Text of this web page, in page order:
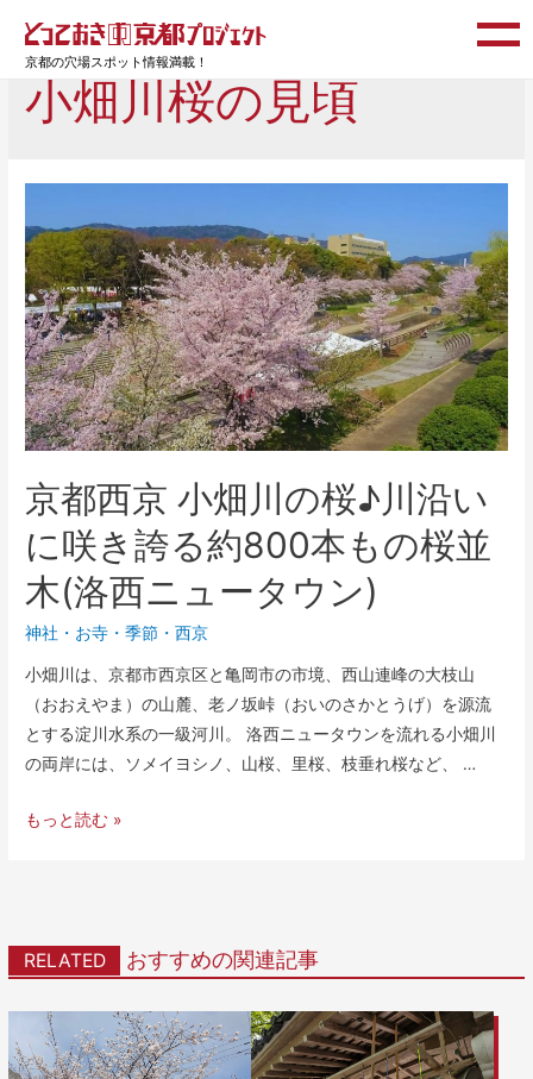
京都の穴場スポット情報満載！
小畑川桜の見頃
京都西京 小畑川の桜♪川沿い
に咲き誇る約800本もの桜並
木(洛西ニュータウン)
神社・お寺 ・季節 ・西京
小畑川は、京都市西京区と亀岡市の市境、西山連峰の大枝山
（おおえやま）の山麓、老ノ坂峠（おいのさかとうげ）を源流
とする淀川水系の一級河川。 洛西ニュータウンを流れる小畑川
の両岸には、ソメイヨシノ、山桜、里桜、枝垂れ桜など、 …
もっと読む »
RELATED おすすめの関連記事